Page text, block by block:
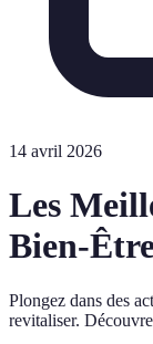
14 avril 2026
Les
Bien-
Plongez dans des
revitaliser.